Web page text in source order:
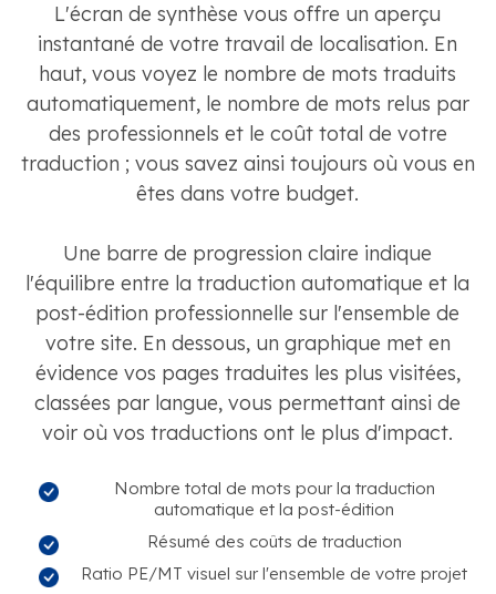
L'écran de synthèse vous offre un aperçu
instantané de votre travail de localisation. En
haut, vous voyez le nombre de mots traduits
automatiquement, le nombre de mots relus par
des professionnels et le coût total de votre
traduction ; vous savez ainsi toujours où vous en
êtes dans votre budget.
Une barre de progression claire indique
l'équilibre entre la traduction automatique et la
post-édition professionnelle sur l'ensemble de
votre site. En dessous, un graphique met en
évidence vos pages traduites les plus visitées,
classées par langue, vous permettant ainsi de
voir où vos traductions ont le plus d'impact.
Nombre total de mots pour la traduction
automatique et la post-édition
Résumé des coûts de traduction
Ratio PE/MT visuel sur l'ensemble de votre projet